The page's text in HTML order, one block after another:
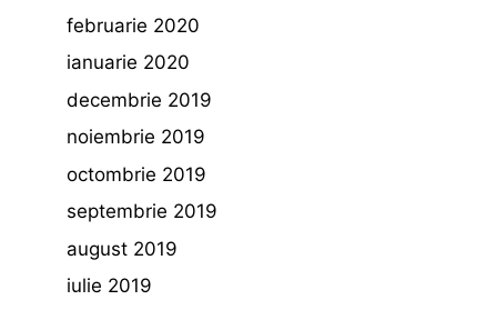
februarie 2020
ianuarie 2020
decembrie 2019
noiembrie 2019
octombrie 2019
septembrie 2019
august 2019
iulie 2019